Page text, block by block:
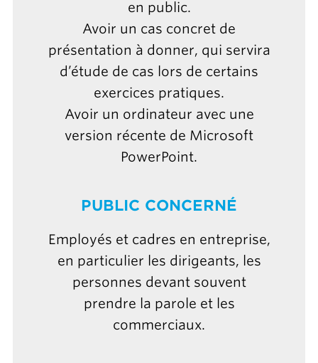
en public.
Avoir un cas concret de
présentation à donner, qui servira
d’étude de cas lors de certains
exercices pratiques.
Avoir un ordinateur avec une
version récente de Microsoft
PowerPoint.
PUBLIC CONCERNÉ
Employés et cadres en entreprise,
en particulier les dirigeants, les
personnes devant souvent
prendre la parole et les
commerciaux.